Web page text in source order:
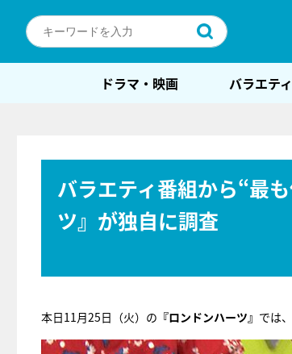
ドラマ・映画 バラエティ
バラエティ番組から“最
ツ』が独自に調査
本日11月25日（火）の 『ロンドンハーツ』 では